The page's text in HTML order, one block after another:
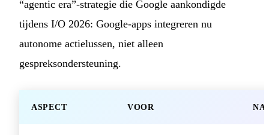
“agentic era”-strategie die Google aankondigde
tijdens I/O 2026: Google-apps integreren nu
autonome actielussen, niet alleen
gespreksondersteuning.
ASPECT VOOR NA